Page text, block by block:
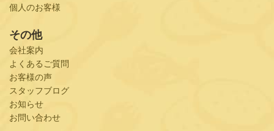
個人のお客様
その他
会社案内
よくあるご質問
お客様の声
スタッフブログ
お知らせ
お問い合わせ